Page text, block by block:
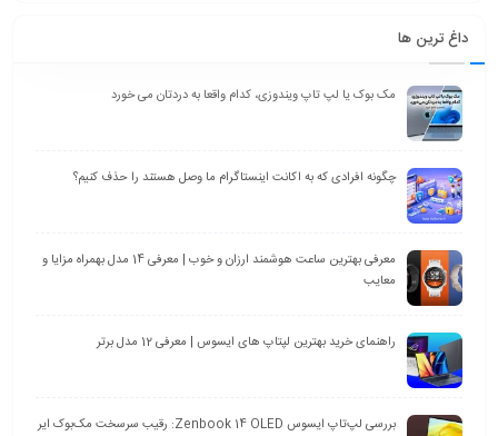
داغ ترین ها
مک بوک یا لپ تاپ ویندوزی، کدام واقعا به دردتان می خورد
چگونه افرادی که به اکانت اینستاگرام ما وصل هستند را حذف کنیم؟
معرفی بهترین ساعت هوشمند ارزان و خوب | معرفی 14 مدل بهمراه مزایا و
معایب
راهنمای خرید بهترین لپتاپ های ایسوس | معرفی 12 مدل برتر
بررسی لپ‌تاپ ایسوس Zenbook 14 OLED: رقیب سرسخت مک‌بوک ایر